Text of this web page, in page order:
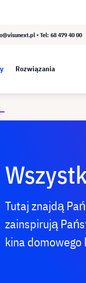
- Tel: 68 479 40 00
Rozwiązania
Tutaj znajdą
zainspirują
kina